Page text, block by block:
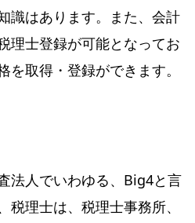
識はあります。また、会計
理士登録が可能となってお
を取得・登録ができます。
法人でいわゆる、Big4と言
理士は、税理士事務所、